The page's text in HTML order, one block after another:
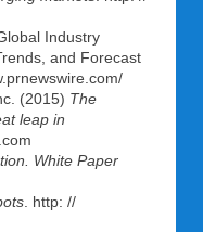
Industry
and Forecast
(2015) The
leap in
White Paper
. http: //